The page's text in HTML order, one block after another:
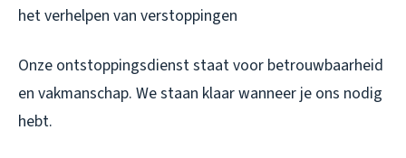
het verhelpen van verstoppingen
Onze ontstoppingsdienst staat voor betrouwbaarheid
en vakmanschap. We staan klaar wanneer je ons nodig
hebt.